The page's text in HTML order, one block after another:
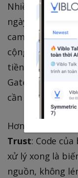
Nhiều tool khác
ngày rồi bắt
cam kết
cộng đồng mã
tiền túi đài thọ
Gateway để
cần lo mua API
Hơn thế nữa,
Trust: Code
xử lý xong là
nguồn, không